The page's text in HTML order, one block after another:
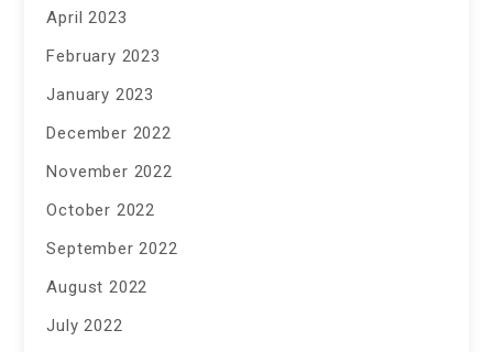
April 2023
February 2023
January 2023
December 2022
November 2022
October 2022
September 2022
August 2022
July 2022